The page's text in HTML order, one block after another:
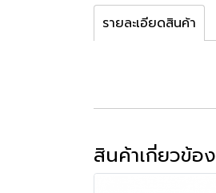
รายละเอียดสินค้า
สินค้าเกี่ยวข้อง